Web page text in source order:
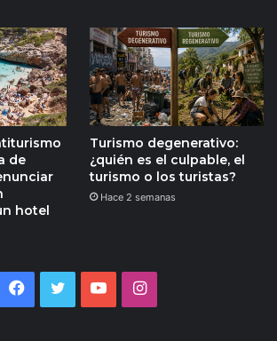
de
hotel
Turismo degenerativo:
¿quién es el culpable, el
turismo o los turistas?
Hace 2 semanas
Facebook
TwitterYouTubeInstagram